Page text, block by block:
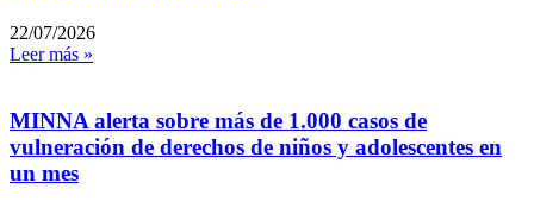
22/07/2026
Leer más »
MINNA alerta sobre más de 1.000 casos de
vulneración de derechos de niños y adolescentes en
un mes